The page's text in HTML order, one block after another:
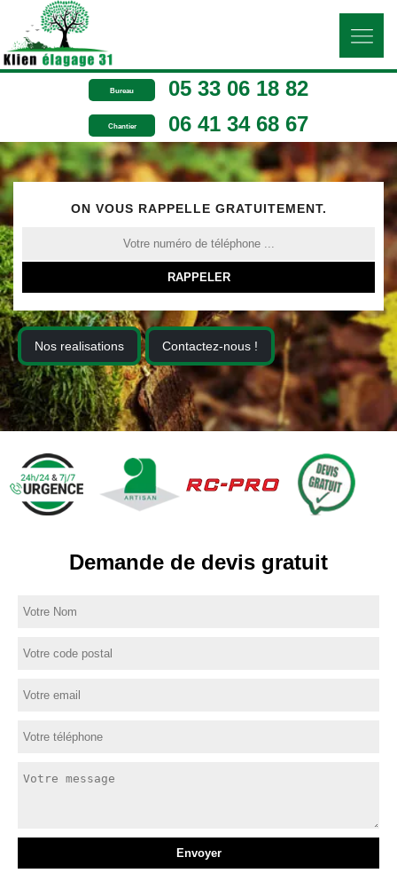
Bureau 05 33 06 18 82
Chantier 06 41 34 68 67
ON VOUS RAPPELLE GRATUITEMENT.
Nos realisations Contactez-nous !
Demande de devis gratuit